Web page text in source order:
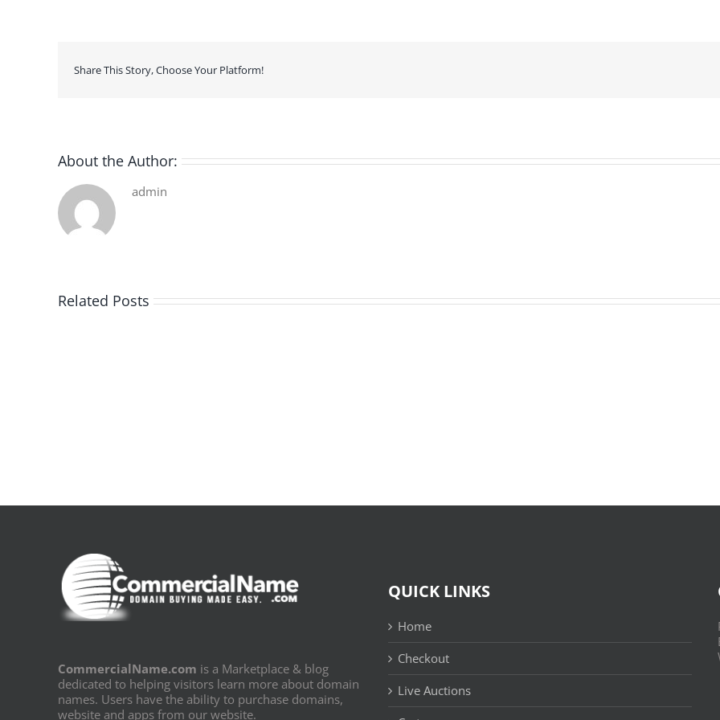
Share This Story, Choose Your Platform!
About the Author:
admin
Related Posts
CommercialName.com is a Marketplace & blog
dedicated to helping visitors learn more about domain
names. Users have the ability to purchase domains,
website and apps from our website.
QUICK LINKS
Home
Checkout
Live Auctions